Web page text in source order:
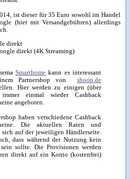
ist dieser für 35 Euro sowohl im Handel
(hier mit Versandgebühren) allerdings
direkt
direkt (4K Streaming)
Smarthome kann es interessant
Partnershop vonshoop.de
Hier werden zu einigen (über
einmal wieder Cashback
angeboten.
haben verschiedene Cashback
Die aktuellen Raten und
auf der jeweiligen Händlerseite.
dass während der Nutzung kein
sollte. Die Provisionen werden
direkt auf ein Konto (kostenfrei)